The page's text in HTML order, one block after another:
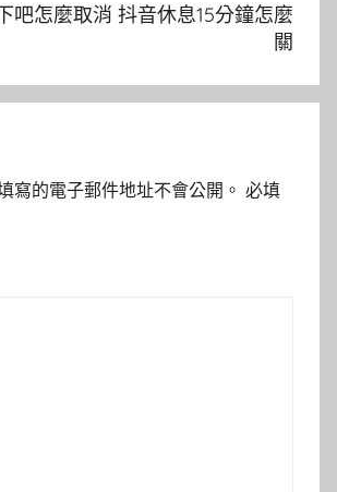
吧怎麼取消 抖音休息15分鐘怎麼
關
寫的電子郵件地址不會公開。 必填